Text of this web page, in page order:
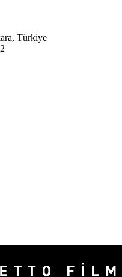
Türkiye